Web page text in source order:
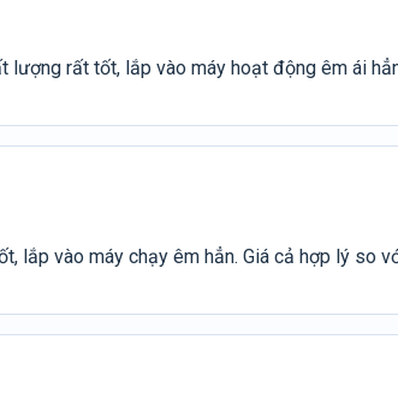
lượng rất tốt, lắp vào máy hoạt động êm ái
lắp vào máy chạy êm hẳn. Giá cả hợp lý so